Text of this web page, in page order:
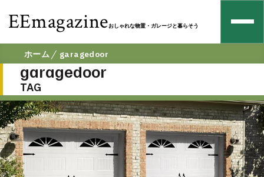
EEmagazineおしゃれな物置・ガレージと暮らそう
ホーム garagedoor
garagedoor
TAG